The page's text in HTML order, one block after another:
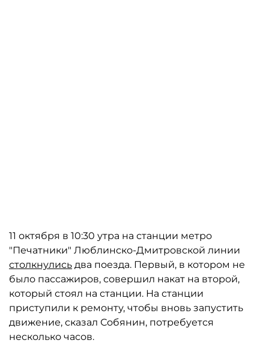
11 октября в 10:30 утра на станции метро
"Печатники" Люблинско-Дмитровской линии
столкнулись два поезда. Первый, в котором не
было пассажиров, совершил накат на второй,
который стоял на станции. На станции
приступили к ремонту, чтобы вновь запустить
движение, сказал Собянин, потребуется
несколько часов.